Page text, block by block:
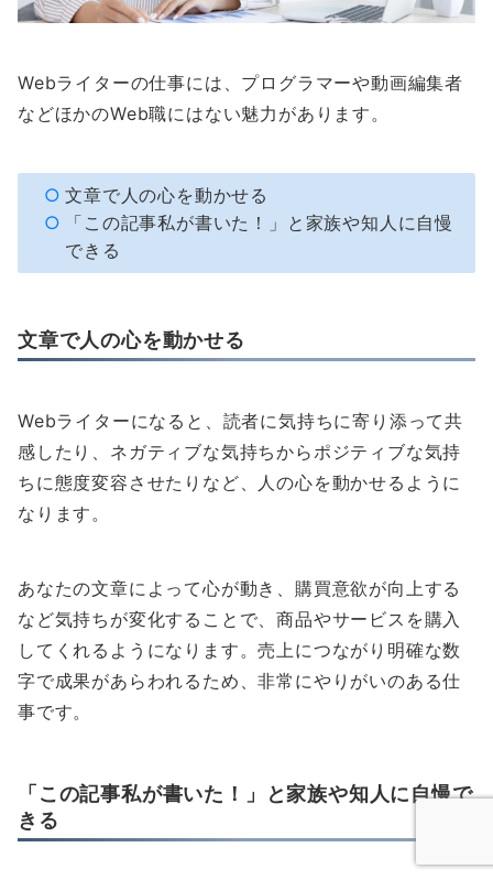
Webライターの仕事には、プログラマーや動画編集者
などほかのWeb職にはない魅力があります。
文章で人の心を動かせる
「この記事私が書いた！」と家族や知人に自慢
できる
文章で人の心を動かせる
Webライターになると、読者に気持ちに寄り添って共
感したり、ネガティブな気持ちからポジティブな気持
ちに態度変容させたりなど、人の心を動かせるように
なります。
あなたの文章によって心が動き、購買意欲が向上する
など気持ちが変化することで、商品やサービスを購入
してくれるようになります。売上につながり明確な数
字で成果があらわれるため、非常にやりがいのある仕
事です。
「この記事私が書いた！」と家族や知人に自慢で
きる